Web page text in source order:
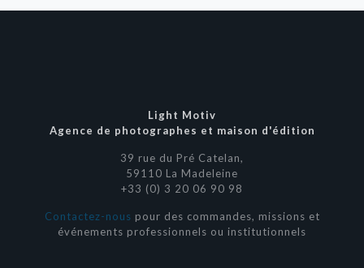
Light Motiv
Agence de photographes et maison d'édition
39 rue du Pré Catelan,
59110 La Madeleine
+33 (0) 3 20 06 90 98
Contactez-nous pour des commandes, missions et
événements professionnels ou institutionnels